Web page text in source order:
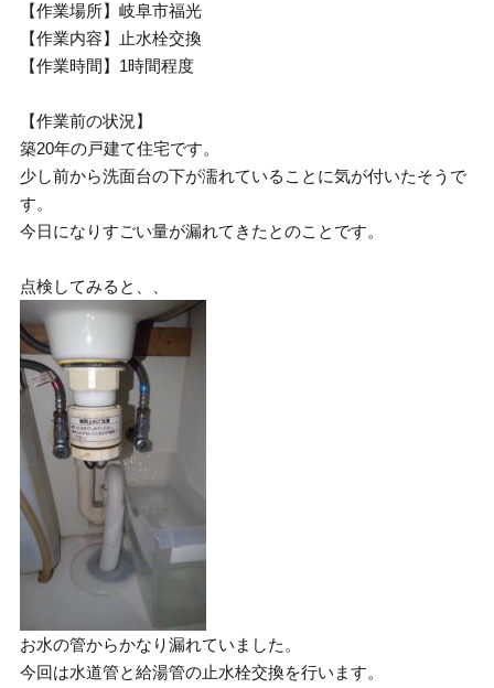
【作業場所】岐阜市福光
【作業内容】止水栓交換
【作業時間】1時間程度
【作業前の状況】
築20年の戸建て住宅です。
少し前から洗面台の下が濡れていることに気が付いたそうで
す。
今日になりすごい量が漏れてきたとのことです。
点検してみると、、
お水の管からかなり漏れていました。
今回は水道管と給湯管の止水栓交換を行います。